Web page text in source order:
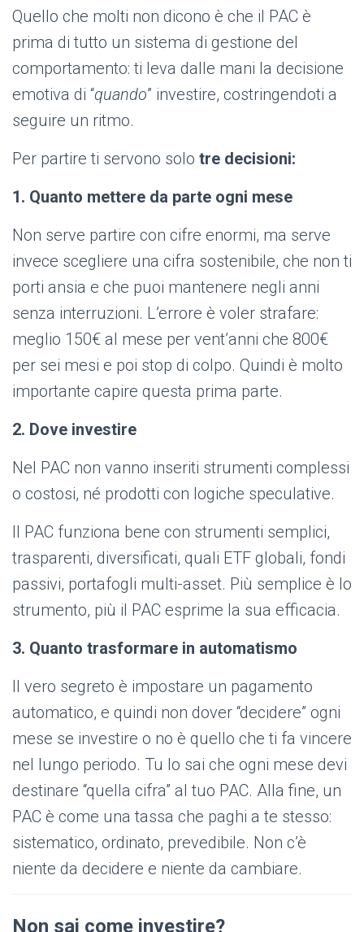
Quello che molti non dicono è che il PAC è
prima di tutto un sistema di gestione del
comportamento: ti leva dalle mani la decisione
emotiva di “quando” investire, costringendoti a
seguire un ritmo.
Per partire ti servono solo tre decisioni:
1. Quanto mettere da parte ogni mese
Non serve partire con cifre enormi, ma serve
invece scegliere una cifra sostenibile, che non ti
porti ansia e che puoi mantenere negli anni
senza interruzioni. L’errore è voler strafare:
meglio 150€ al mese per vent’anni che 800€
per sei mesi e poi stop di colpo. Quindi è molto
importante capire questa prima parte.
2. Dove investire
Nel PAC non vanno inseriti strumenti complessi
o costosi, né prodotti con logiche speculative.
Il PAC funziona bene con strumenti semplici,
trasparenti, diversificati, quali ETF globali, fondi
passivi, portafogli multi-asset. Più semplice è lo
strumento, più il PAC esprime la sua efficacia.
3. Quanto trasformare in automatismo
Il vero segreto è impostare un pagamento
automatico, e quindi non dover “decidere” ogni
mese se investire o no è quello che ti fa vincere
nel lungo periodo. Tu lo sai che ogni mese devi
destinare “quella cifra” al tuo PAC. Alla fine, un
PAC è come una tassa che paghi a te stesso:
sistematico, ordinato, prevedibile. Non c’è
niente da decidere e niente da cambiare.
Non sai come investire?